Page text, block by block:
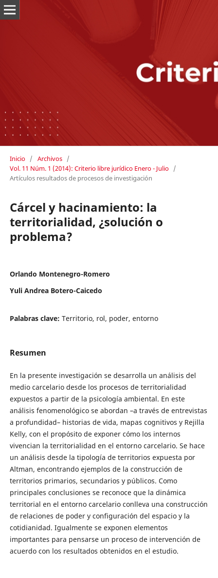
Inicio / Archivos /
Vol. 11 Núm. 1 (2014): Criterio libre jurídico Enero - Julio /
Artículos resultados de procesos de investigación
Cárcel y hacinamiento: la
territorialidad, ¿solución o
problema?
Orlando Montenegro-Romero
Yuli Andrea Botero-Caicedo
Palabras clave: Territorio, rol, poder, entorno
Resumen
En la presente investigación se desarrolla un análisis del
medio carcelario desde los procesos de territorialidad
expuestos a partir de la psicología ambiental. En este
análisis fenomenológico se abordan –a través de entrevistas
a profundidad– historias de vida, mapas cognitivos y Rejilla
Kelly, con el propósito de exponer cómo los internos
vivencian la territorialidad en el entorno carcelario. Se hace
un análisis desde la tipología de territorios expuesta por
Altman, encontrando ejemplos de la construcción de
territorios primarios, secundarios y públicos. Como
principales conclusiones se reconoce que la dinámica
territorial en el entorno carcelario conlleva una construcción
de relaciones de poder y configuración del espacio y la
cotidianidad. Igualmente se exponen elementos
importantes para pensarse un proceso de intervención de
acuerdo con los resultados obtenidos en el estudio.